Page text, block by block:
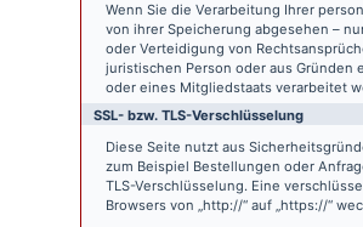
Wenn Sie die Verarbeitung Ihrer
von ihrer Speicherung abgesehen –
oder Verteidigung von
juristischen Person oder aus
oder eines Mitgliedstaats verarbeitet
SSL- bzw. TLS-Verschlüsselung
Diese Seite nutzt aus
zum Beispiel Bestellungen oder
TLS-Verschlüsselung. Eine
Browsers von „http://“ auf „https://“